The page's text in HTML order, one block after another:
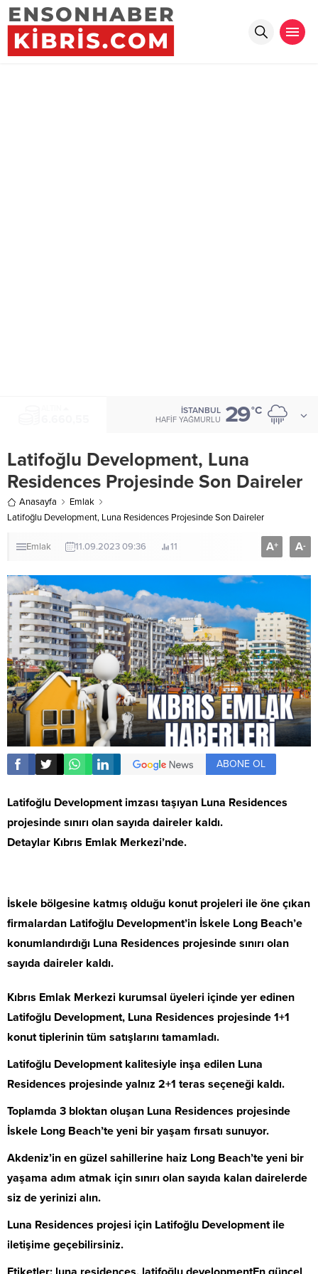
İSTANBUL
HAFIF YAĞMURLU 29°C
Latifoğlu Development, Luna
Residences Projesinde Son Daireler
Anasayfa
Emlak
Latifoğlu Development, Luna Residences Projesinde Son Daireler
Emlak 11.09.2023 09:36 11 A+ A-
ABONE OL
Latifoğlu Development imzası taşıyan Luna Residences
projesinde sınırı olan sayıda daireler kaldı.
Detaylar Kıbrıs Emlak Merkezi’nde.
İskele bölgesine katmış olduğu konut projeleri ile öne çıkan
firmalardan Latifoğlu Development’in İskele Long Beach’e
konumlandırdığı Luna Residences projesinde sınırı olan
sayıda daireler kaldı.
Kıbrıs Emlak Merkezi kurumsal üyeleri içinde yer edinen
Latifoğlu Development, Luna Residences projesinde 1+1
konut tiplerinin tüm satışlarını tamamladı.
Latifoğlu Development kalitesiyle inşa edilen Luna
Residences projesinde yalnız 2+1 teras seçeneği kaldı.
Toplamda 3 bloktan oluşan Luna Residences projesinde
İskele Long Beach’te yeni bir yaşam fırsatı sunuyor.
Akdeniz’in en güzel sahillerine haiz Long Beach’te yeni bir
yaşama adım atmak için sınırı olan sayıda kalan dairelerde
siz de yerinizi alın.
Luna Residences projesi için Latifoğlu Development ile
iletişime geçebilirsiniz.